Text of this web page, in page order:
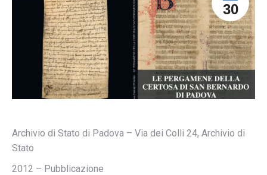
30
Archivio di Stato di Padova – Via dei Colli 24, Archivio di
Stato
2012 – Pubblicazione